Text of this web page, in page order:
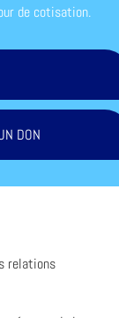
de cotisation.
DON
relations